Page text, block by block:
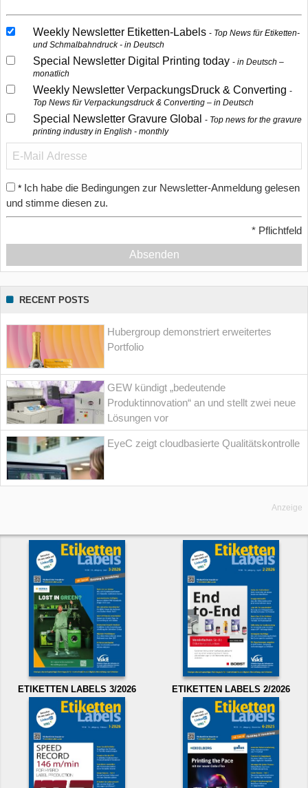
Weekly Newsletter Etiketten-Labels
Top News für Etiketten-
und Schmalbahndruck - in Deutsch
Special Newsletter Digital Printing today
in Deutsch –
monatlich
Weekly Newsletter VerpackungsDruck & Converting
Top News für Verpackungsdruck & Converting – in Deutsch
Special Newsletter Gravure Global
Top news for the gravure
printing industry in English - monthly
* Ich habe die Bedingungen zur Newsletter-Anmeldung gelesen
und stimme diesen zu.
* Pflichtfeld
Absenden
RECENT POSTS
Hubergroup demonstriert erweitertes
Portfolio
GEW kündigt „bedeutende
Produktinnovation“ an und stellt zwei neue
Lösungen vor
EyeC zeigt cloudbasierte Qualitätskontrolle
Anzeige
ETIKETTEN LABELS 3/2026 ETIKETTEN LABELS 2/2026